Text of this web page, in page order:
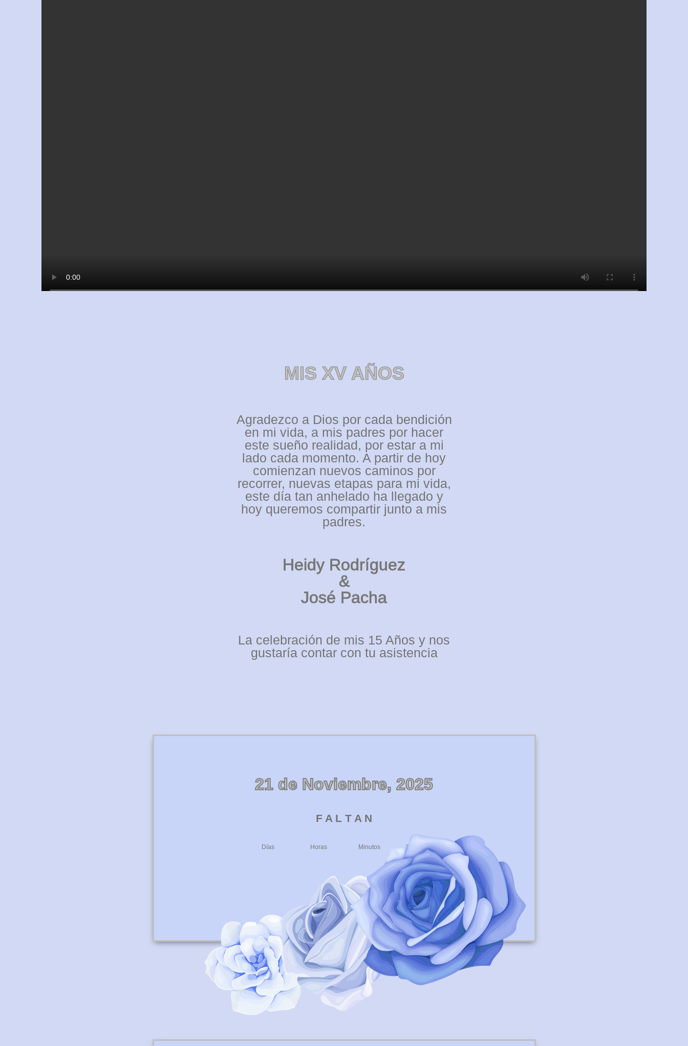
MIS XV AÑOS
Agradezco a Dios por cada bendición
en mi vida, a mis padres por hacer
este sueño realidad, por estar a mi
lado cada momento. A partir de hoy
comienzan nuevos caminos por
recorrer, nuevas etapas para mi vida,
este día tan anhelado ha llegado y
hoy queremos compartir junto a mis
padres.
Heidy Rodríguez
&
José Pacha
La celebración de mis 15 Años y nos
gustaría contar con tu asistencia
21 de Noviembre, 2025
F A L T A N
Días Horas Minutos Segundos